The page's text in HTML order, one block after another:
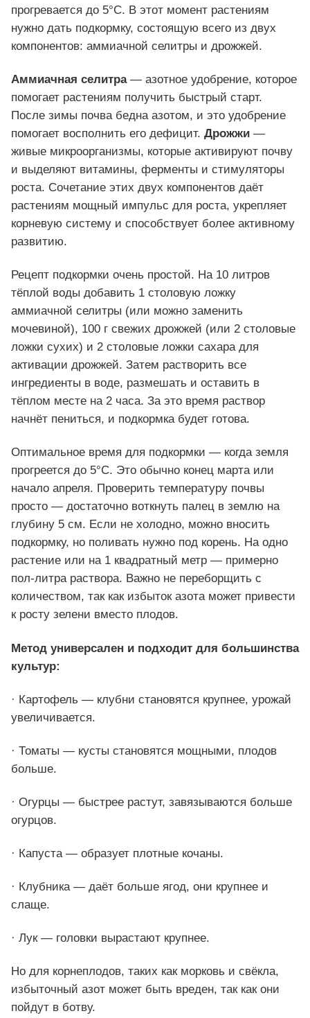
прогревается до 5°C. В этот момент растениям
нужно дать подкормку, состоящую всего из двух
компонентов: аммиачной селитры и дрожжей.
Аммиачная селитра— азотное удобрение, которое
помогает растениям получить быстрый старт.
После зимы почва бедна азотом, и это удобрение
помогает восполнить его дефицит. Дрожжи —
живые микроорганизмы, которые активируют почву
и выделяют витамины, ферменты и стимуляторы
роста. Сочетание этих двух компонентов даёт
растениям мощный импульс для роста, укрепляет
корневую систему и способствует более активному
развитию.
Рецепт подкормки очень простой. На 10 литров
тёплой воды добавить 1 столовую ложку
аммиачной селитры (или можно заменить
мочевиной), 100 г свежих дрожжей (или 2 столовые
ложки сухих) и 2 столовые ложки сахара для
активации дрожжей. Затем растворить все
ингредиенты в воде, размешать и оставить в
тёплом месте на 2 часа. За это время раствор
начнёт пениться, и подкормка будет готова.
Оптимальное время для подкормки — когда земля
прогреется до 5°C. Это обычно конец марта или
начало апреля. Проверить температуру почвы
просто — достаточно воткнуть палец в землю на
глубину 5 см. Если не холодно, можно вносить
подкормку, но поливать нужно под корень. На одно
растение или на 1 квадратный метр — примерно
пол-литра раствора. Важно не переборщить с
количеством, так как избыток азота может привести
к росту зелени вместо плодов.
Метод универсален и подходит для большинства
культур:
· Картофель — клубни становятся крупнее, урожай
увеличивается.
· Томаты — кусты становятся мощными, плодов
больше.
· Огурцы — быстрее растут, завязываются больше
огурцов.
· Капуста — образует плотные кочаны.
· Клубника — даёт больше ягод, они крупнее и
слаще.
· Лук — головки вырастают крупнее.
Но для корнеплодов, таких как морковь и свёкла,
избыточный азот может быть вреден, так как они
пойдут в ботву.